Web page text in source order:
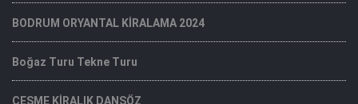
BODRUM ORYANTAL KİRALAMA 2024
Boğaz Turu Tekne Turu
ÇEŞME KİRALIK DANSÖZ